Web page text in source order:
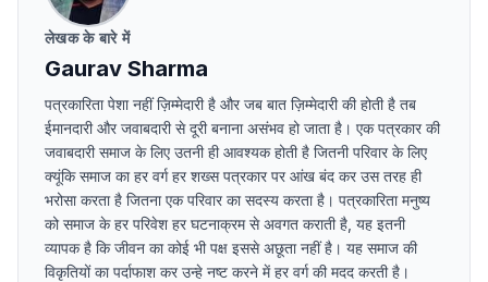
लेखक के बारे में
Gaurav Sharma
पत्रकारिता पेशा नहीं ज़िम्मेदारी है और जब बात ज़िम्मेदारी की होती है तब
ईमानदारी और जवाबदारी से दूरी बनाना असंभव हो जाता है। एक पत्रकार की
जवाबदारी समाज के लिए उतनी ही आवश्यक होती है जितनी परिवार के लिए
क्यूंकि समाज का हर वर्ग हर शख्स पत्रकार पर आंख बंद कर उस तरह ही
भरोसा करता है जितना एक परिवार का सदस्य करता है। पत्रकारिता मनुष्य
को समाज के हर परिवेश हर घटनाक्रम से अवगत कराती है, यह इतनी
व्यापक है कि जीवन का कोई भी पक्ष इससे अछूता नहीं है। यह समाज की
विकृतियों का पर्दाफाश कर उन्हे नष्ट करने में हर वर्ग की मदद करती है।